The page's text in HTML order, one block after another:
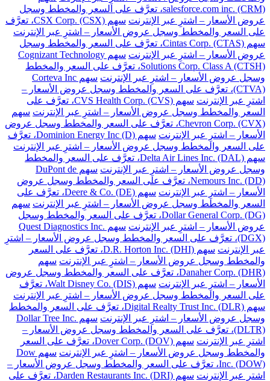
salesforce.com inc. (CRM)، تعرَّف على السعر والمخطط وسجل
عروض الأسعار – اشترِ عبر الإنترنت
سهم CSX Corp. (CSX)، تعرَّف
على السعر والمخطط وسجل عروض الأسعار – اشترِ عبر الإنترنت
سهم Cintas Corp. (CTAS)، تعرَّف على السعر والمخطط وسجل
عروض الأسعار – اشترِ عبر الإنترنت
سهم Cognizant Technology
Solutions Corp. Class A (CTSH)، تعرَّف على السعر والمخطط
وسجل عروض الأسعار – اشترِ عبر الإنترنت
سهم Corteva Inc
(CTVA)، تعرَّف على السعر والمخطط وسجل عروض الأسعار –
اشترِ عبر الإنترنت
سهم CVS Health Corp. (CVS)، تعرَّف على
السعر والمخطط وسجل عروض الأسعار – اشترِ عبر الإنترنت سهم
Chevron Corp. (CVX)، تعرَّف على السعر والمخطط وسجل عروض
الأسعار – اشترِ عبر الإنترنت
سهم Dominion Energy Inc (D)، تعرَّف
على السعر والمخطط وسجل عروض الأسعار – اشترِ عبر الإنترنت
سهم Delta Air Lines Inc. (DAL)، تعرَّف على السعر والمخطط
وسجل عروض الأسعار – اشترِ عبر الإنترنت
سهم DuPont de
Nemours Inc. (DD)، تعرَّف على السعر والمخطط وسجل عروض
الأسعار – اشترِ عبر الإنترنت
سهم Deere & Co. (DE)، تعرَّف على
السعر والمخطط وسجل عروض الأسعار – اشترِ عبر الإنترنت سهم
Dollar General Corp. (DG)، تعرَّف على السعر والمخطط وسجل
عروض الأسعار – اشترِ عبر الإنترنت
سهم Quest Diagnostics Inc.
(DGX)، تعرَّف على السعر والمخطط وسجل عروض الأسعار – اشترِ
عبر الإنترنت
سهم D.R. Horton Inc. (DHI)، تعرَّف على السعر
والمخطط وسجل عروض الأسعار – اشترِ عبر الإنترنت سهم
Danaher Corp. (DHR)، تعرَّف على السعر والمخطط وسجل عروض
الأسعار – اشترِ عبر الإنترنت
سهم Walt Disney Co. (DIS)، تعرَّف
على السعر والمخطط وسجل عروض الأسعار – اشترِ عبر الإنترنت
سهم Digital Realty Trust Inc. (DLR)، تعرَّف على السعر والمخطط
وسجل عروض الأسعار – اشترِ عبر الإنترنت
سهم Dollar Tree Inc.
(DLTR)، تعرَّف على السعر والمخطط وسجل عروض الأسعار –
اشترِ عبر الإنترنت
سهم Dover Corp. (DOV)، تعرَّف على السعر
والمخطط وسجل عروض الأسعار – اشترِ عبر الإنترنت
سهم Dow
Inc. (DOW)، تعرَّف على السعر والمخطط وسجل عروض الأسعار –
اشترِ عبر الإنترنت
سهم Darden Restaurants Inc. (DRI)، تعرَّف على